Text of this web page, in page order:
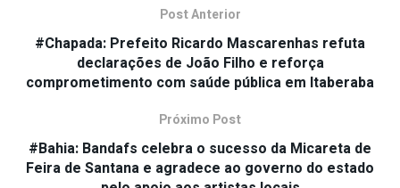
Post Anterior
#Chapada: Prefeito Ricardo Mascarenhas refuta
declarações de João Filho e reforça
comprometimento com saúde pública em Itaberaba
Próximo Post
#Bahia: Bandafs celebra o sucesso da Micareta de
Feira de Santana e agradece ao governo do estado